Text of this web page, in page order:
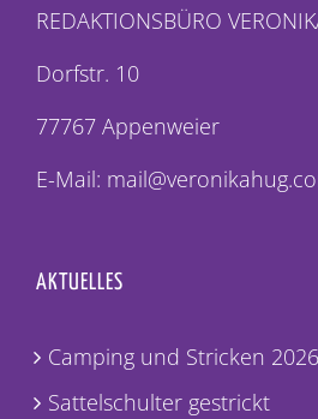
REDAKTIONSBÜRO
Dorfstr. 10
77767 Appenweier
E-Mail:
AKTUELLES
Camping und Stricken 2026
Sattelschulter gestrickt